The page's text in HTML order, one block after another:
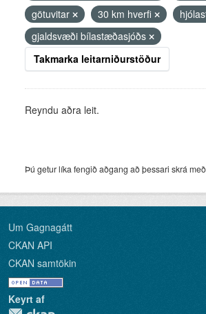
götuvitar
30 km hverfi
gjaldsvæði bílastæðasjóðs
Takmarka leitarniðurstöður
Reyndu aðra leit.
Þú getur líka fengið aðgang að þessari skrá með
Um Gagnagátt
CKAN API
CKAN samtökin
Keyrt af